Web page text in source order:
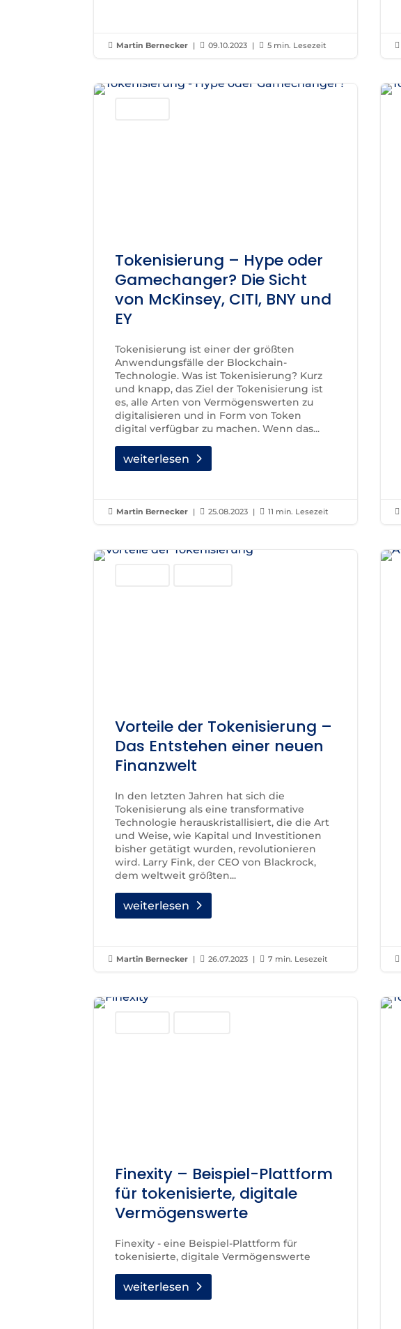
 Martin Bernecker |  09.10.2023 |  5 min. Lesezeit 
Tokenisierung – Hype oder
Gamechanger? Die Sicht
von McKinsey, CITI, BNY und
EY
Tokenisierung ist einer der größten
Anwendungsfälle der Blockchain-
Technologie. Was ist Tokenisierung? Kurz
und knapp, das Ziel der Tokenisierung ist
es, alle Arten von Vermögenswerten zu
digitalisieren und in Form von Token
digital verfügbar zu machen. Wenn das...
weiterlesen
 Martin Bernecker |  25.08.2023 |  11 min. Lesezeit 
Vorteile der Tokenisierung –
Das Entstehen einer neuen
Finanzwelt
In den letzten Jahren hat sich die
Tokenisierung als eine transformative
Technologie herauskristallisiert, die die Art
und Weise, wie Kapital und Investitionen
bisher getätigt wurden, revolutionieren
wird. Larry Fink, der CEO von Blackrock,
dem weltweit größten...
weiterlesen
 Martin Bernecker |  26.07.2023 |  7 min. Lesezeit 
Finexity – Beispiel-Plattform
für tokenisierte, digitale
Vermögenswerte
Finexity - eine Beispiel-Plattform für
tokenisierte, digitale Vermögenswerte
weiterlesen